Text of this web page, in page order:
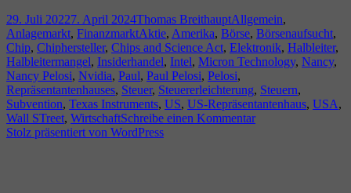
Veröffentlicht
am
29. Juli 20227. April 2024Autor
Thomas BreithauptKategorien
Allgemein,
Anlagemarkt, FinanzmarktSchlagwörter
Aktie, Amerika, Börse, Börsenaufsucht,
Chip, Chiphersteller, Chips and Science Act, Elektronik, Halbleiter,
Halbleitermangel, Insiderhandel, Intel, Micron Technology, Nancy,
Nancy Pelosi, Nvidia, Paul, Paul Pelosi, Pelosi,
Repräsentantenhauses, Steuer, Steuererleichterung, Steuern,
Subvention, Texas Instruments, US, US-Repräsentantenhaus, USA,
Wall STreet, WirtschaftSchreibe einen Kommentarzu
Stolz präsentiert von WordPress